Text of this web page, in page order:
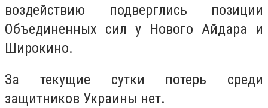
воздействию подверглись позиции
Объединенных сил у Нового Айдара и
Широкино.
За текущие сутки потерь среди
защитников Украины нет.